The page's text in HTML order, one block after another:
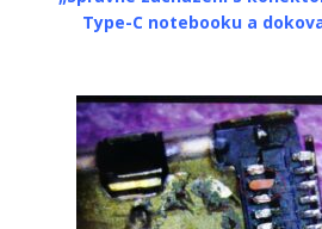
Type-C notebooku a